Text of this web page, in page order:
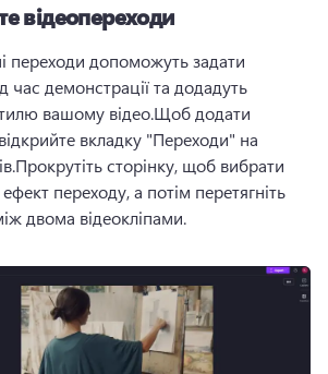
відеопереходи
переходи допоможуть задати
час демонстрації та додадуть
вашому відео.Щоб додати
вкладку "Переходи" на
Прокрутіть сторінку, щоб вибрати
переходу, а потім перетягніть
двома відеокліпами.